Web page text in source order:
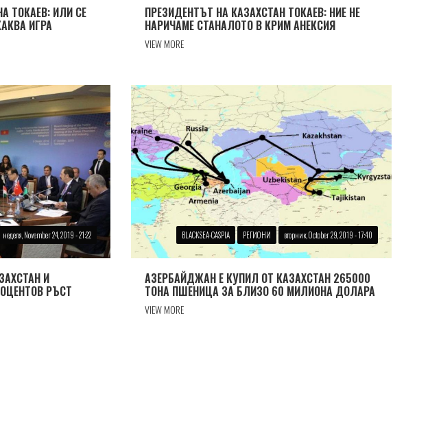
ТОКАЕВ: ИЛИ СЕ
ИГРА
ПРЕЗИДЕНТЪТ НА КАЗАХСТАН ТОКАЕВ: НИЕ НЕ
НАРИЧАМЕ СТАНАЛОТО В КРИМ АНЕКСИЯ
VIEW MORE
неделя, November 24, 2019 - 21:22
И
РЪСТ
BLACKSEA-CASPIA РЕГИОНИ вторник, October 29, 2019 - 17:40
АЗЕРБАЙДЖАН Е КУПИЛ ОТ КАЗАХСТАН 265000
ТОНА ПШЕНИЦА ЗА БЛИЗО 60 МИЛИОНА ДОЛАРА
VIEW MORE